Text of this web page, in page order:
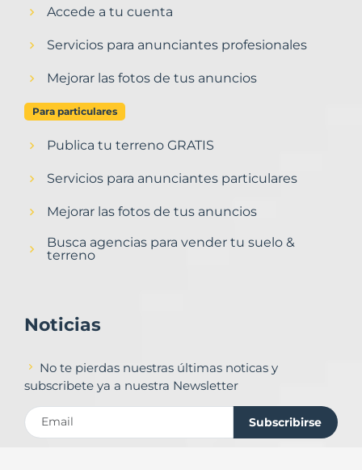
Accede a tu cuenta
Servicios para anunciantes profesionales
Mejorar las fotos de tus anuncios
Para particulares
Publica tu terreno GRATIS
Servicios para anunciantes particulares
Mejorar las fotos de tus anuncios
Busca agencias para vender tu suelo &
terreno
Noticias
No te pierdas nuestras últimas noticas y
subscribete ya a nuestra Newsletter
Subscribirse